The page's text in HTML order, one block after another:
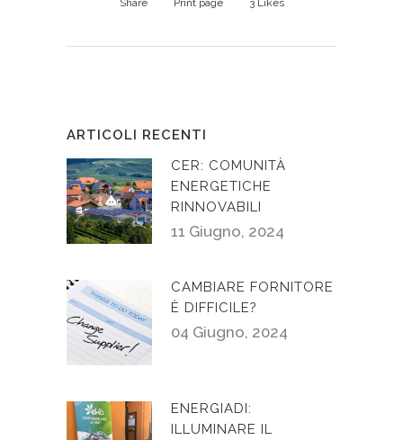
ARTICOLI RECENTI
CER: COMUNITÀ
ENERGETICHE
RINNOVABILI
11 Giugno, 2024
CAMBIARE FORNITORE
È DIFFICILE?
04 Giugno, 2024
ENERGIADI:
ILLUMINARE IL